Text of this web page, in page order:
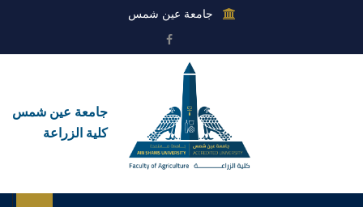
جامعة عين شمس
جامعة عين شمس
كلية الزراعة